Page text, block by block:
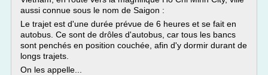
aussi connue sous le nom de Saigon :
Le trajet est d'une durée prévue de 6 heures et se fait en
autobus. Ce sont de drôles d'autobus, car tous les bancs
sont penchés en position couchée, afin d'y dormir durant de
longs trajets.
On les appelle...